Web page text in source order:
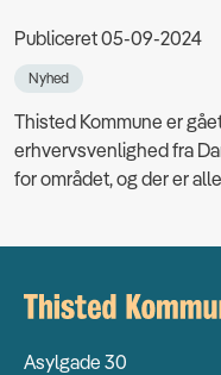
Publiceret 05-09-2024
Nyhed
Thisted Kommune er
erhvervsvenlighed fra
for området, og der er
Asylgade 30